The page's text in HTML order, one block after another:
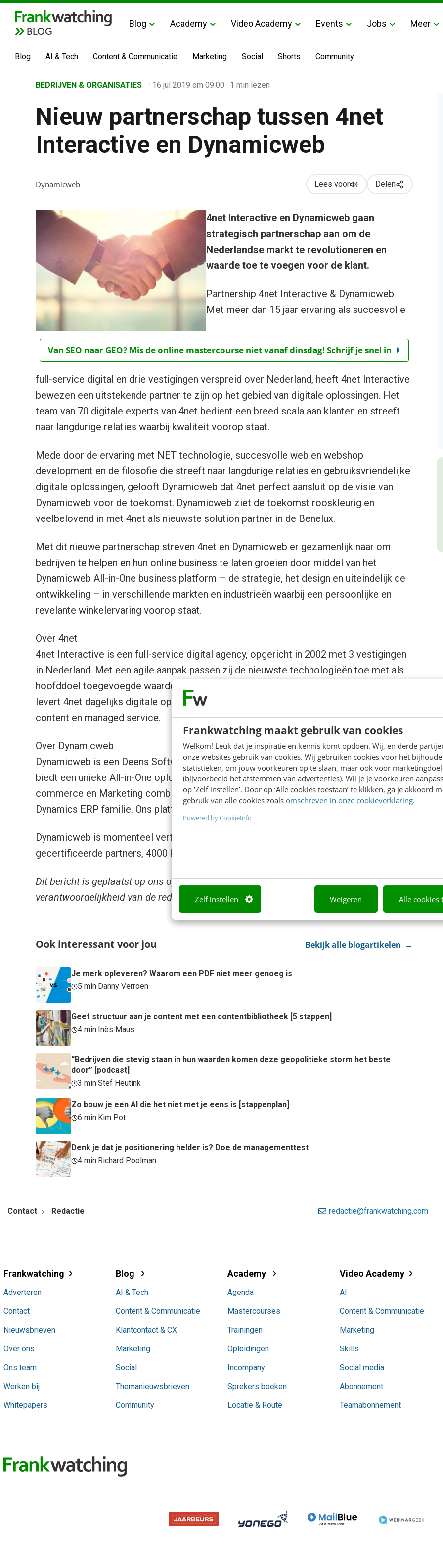
Frankwatching maakt gebruik van cookies
Welkom! Leuk dat je inspiratie en kennis komt opdoen. Wij, en derde
onze websites gebruik van cookies. Wij gebruiken cookies voor het
statistieken, om jouw voorkeuren op te slaan, maar ook voor
(bijvoorbeeld het afstemmen van advertenties). Wil je je voorkeuren
op ‘Zelf instellen’. Door op ‘Alle cookies toestaan’ te klikken, ga je akkoord
gebruik van alle cookies zoals omschreven in onze cookieverklaring.
Powered by CookieInfo
Zelf instellen Weigeren Alle cookies
BLOG
Blog Academy Video Academy Events Jobs Meer
Blog AI & Tech Content & Communicatie Marketing Social Shorts Community
Business Channel
›
Nieuw partnerschap tussen 4net Interactive en Dynamicweb
BEDRIJVEN & ORGANISATIES · 16 jul 2019 om 09:00 · 1 min lezen
Nieuw partnerschap tussen 4net
Interactive en Dynamicweb
Dynamicweb Lees voor Delen
Van SEO naar GEO? Mis de online mastercourse niet vanaf dinsdag! Schrijf je snel in
4net Interactive en Dynamicweb gaan
strategisch partnerschap aan om de
Nederlandse markt te revolutioneren en
waarde toe te voegen voor de klant.
Partnership 4net Interactive & Dynamicweb
Met meer dan 15 jaar ervaring als succesvolle
full-service digital en drie vestigingen verspreid over Nederland, heeft 4net Interactive
bewezen een uitstekende partner te zijn op het gebied van digitale oplossingen. Het
team van 70 digitale experts van 4net bedient een breed scala aan klanten en streeft
naar langdurige relaties waarbij kwaliteit voorop staat.
Mede door de ervaring met NET technologie, succesvolle web en webshop
development en de filosofie die streeft naar langdurige relaties en gebruiksvriendelijke
digitale oplossingen, gelooft Dynamicweb dat 4net perfect aansluit op de visie van
Dynamicweb voor de toekomst. Dynamicweb ziet de toekomst rooskleurig en
veelbelovend in met 4net als nieuwste solution partner in de Benelux.
Met dit nieuwe partnerschap streven 4net en Dynamicweb er gezamenlijk naar om
bedrijven te helpen en hun online business te laten groeien door middel van het
Dynamicweb All-in-One business platform – de strategie, het design en uiteindelijk de
ontwikkeling – in verschillende markten en industrieën waarbij een persoonlijke en
revelante winkelervaring voorop staat.
Over 4net
4net Interactive is een full-service digital agency, opgericht in 2002 met 3 vestigingen
in Nederland. Met een agile aanpak passen zij de nieuwste technologieën toe met als
hoofddoel toegevoegde waarde te bieden voor de klant. Met een team van 70 experts
levert 4net dagelijks digitale oplossingen op het gebied van strategie, techniek,
content en managed service.
Over Dynamicweb
Dynamicweb is een Deens Software as a Service (SaaS) bedrijf, opgericht in 1999 en
biedt een unieke All-in-One oplossing – het enige platform dat CMS, PIM, E-
commerce en Marketing combineert met turnkey integraties voor de hele Microsoft
Dynamics ERP familie. Ons platform optimaliseert uw digitale business en inkomsten.
Dynamicweb is momenteel vertegenwoordigd in 13 landen via meer dan 200
gecertificeerde partners, 4000 klanten en 12000 websites.
Dit bericht is geplaatst op ons open Business channel en valt buiten de
verantwoordelijkheid van de redactie.
Ook interessant voor jou Bekijk alle blogartikelen →
Je merk opleveren? Waarom een PDF niet meer genoeg is
5 min·Danny Verroen
Geef structuur aan je content met een contentbibliotheek [5 stappen]
4 min·Inès Maus
“Bedrijven die stevig staan in hun waarden komen deze geopolitieke storm het beste
door” [podcast]
3 min·Stef Heutink
Zo bouw je een AI die het niet met je eens is [stappenplan]
6 min·Kim Pot
Denk je dat je positionering helder is? Doe de managementtest
4 min·Richard Poolman
Contact Redactie redactie@frankwatching.com
Frankwatching
Adverteren
Contact
Nieuwsbrieven
Over ons
Ons team
Werken bij
Whitepapers
Blog
AI & Tech
Content & Communicatie
Klantcontact & CX
Marketing
Social
Themanieuwsbrieven
Community
Academy
Agenda
Mastercourses
Trainingen
Opleidingen
Incompany
Sprekers boeken
Locatie & Route
Video Academy
AI
Content & Communicatie
Marketing
Skills
Social media
Abonnement
Teamabonnement